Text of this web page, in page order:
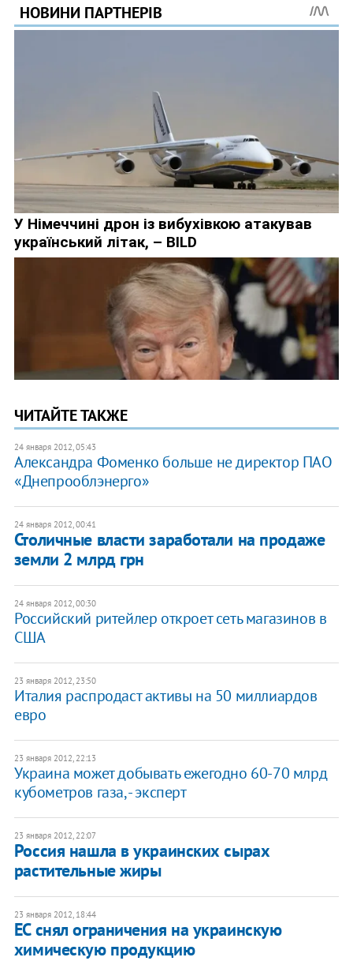
ЧИТАЙТЕ ТАКЖЕ
24 января 2012, 05:43
Александра Фоменко больше не директор ПАО
«Днепрооблэнерго»
24 января 2012, 00:41
​Столичные власти заработали на продаже
земли 2 млрд грн
24 января 2012, 00:30
Российский ритейлер откроет сеть магазинов в
США
23 января 2012, 23:50
Италия распродаст активы на 50 миллиардов
евро
23 января 2012, 22:13
Украина может добывать ежегодно 60-70 млрд
кубометров газа, - эксперт
23 января 2012, 22:07
Россия нашла в украинских сырах
растительные жиры
23 января 2012, 18:44
ЕС снял ограничения на украинскую
химическую продукцию